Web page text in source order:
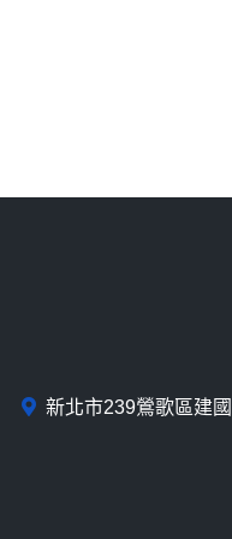
新北市239鶯歌區建